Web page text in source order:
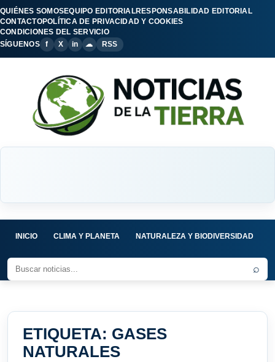
QUIÉNES SOMOSEQUIPO EDITORIALRESPONSABILIDAD EDITORIAL
CONTACTOPOLÍTICA DE PRIVACIDAD Y COOKIES
CONDICIONES DEL SERVICIO
SÍGUENOS
f X in ☁ RSS
INICIO CLIMA Y PLANETA NATURALEZA Y BIODIVERSIDAD
⌕
ETIQUETA: GASES
NATURALES